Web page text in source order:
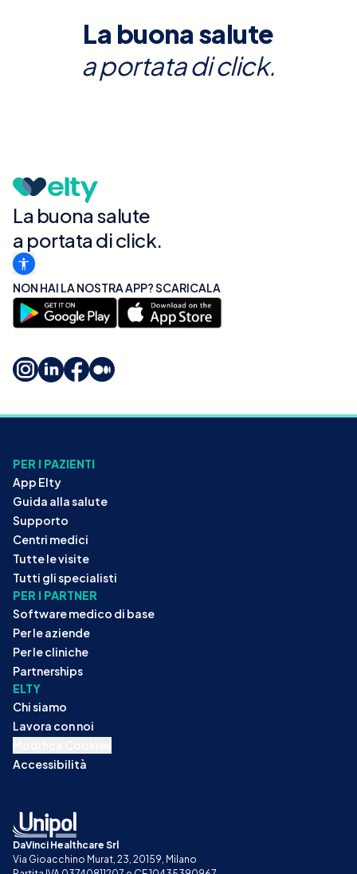
La buona salute
a portata di click.
La buona salute
a portata di click.
NON HAI LA NOSTRA APP? SCARICALA
PER I PAZIENTI
App Elty
Guida alla salute
Supporto
Centri medici
Tutte le visite
Tutti gli specialisti
PER I PARTNER
Software medico di base
Per le aziende
Per le cliniche
Partnerships
ELTY
Chi siamo
Lavora con noi
Accessibilità
DaVinci Healthcare Srl
Via Gioacchino Murat, 23, 20159, Milano